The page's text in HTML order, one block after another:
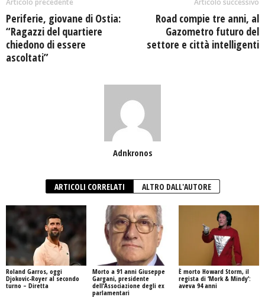
Articolo precedente
Periferie, giovane di Ostia:
“Ragazzi del quartiere
chiedono di essere
ascoltati”
Articolo successivo
Road compie tre anni, al
Gazometro futuro del
settore e città intelligenti
Adnkronos
ARTICOLI CORRELATI ALTRO DALL'AUTORE
Roland Garros, oggi
Djokovic-Royer al secondo
turno – Diretta
Morto a 91 anni Giuseppe
Gargani, presidente
dell’Associazione degli ex
parlamentari
È morto Howard Storm, il
regista di ‘Mork & Mindy’:
aveva 94 anni